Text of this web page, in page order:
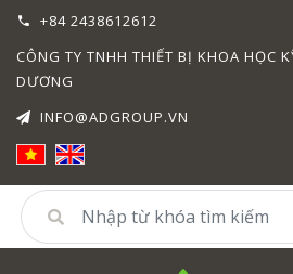
+84 2438612612
CÔNG TY TNHH THIẾT BỊ KHOA HỌC
DƯƠNG
INFO@ADGROUP.VN